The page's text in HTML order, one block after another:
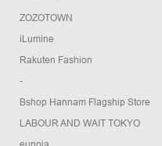
ZOZOTOWN
iLumine
Rakuten Fashion
-
Bshop Hannam Flagship Store
LABOUR AND WAIT TOKYO